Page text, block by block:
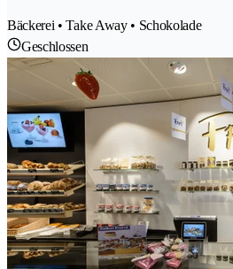
Bäckerei • Take Away • Schokolade
Geschlossen